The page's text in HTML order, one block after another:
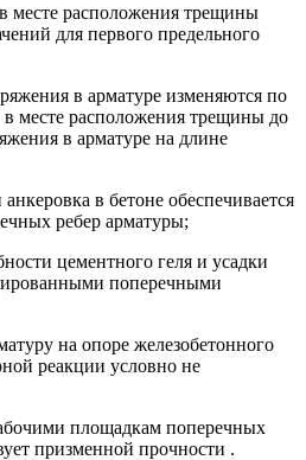
месте расположения трещины
для первого предельного
в арматуре изменяются по
месте расположения трещины до
в арматуре на длине
в бетоне обеспечивается
ребер арматуры;
цементного геля и усадки
поперечными
на опоре железобетонного
реакции условно не
площадкам поперечных
призменной прочности .